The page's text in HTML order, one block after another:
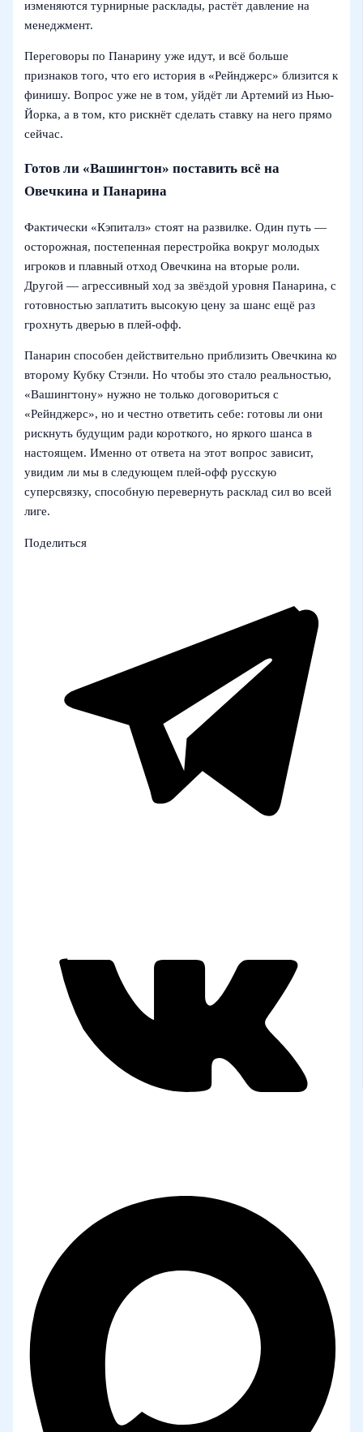
изменяются турнирные расклады, растёт давление на
менеджмент.
Переговоры по Панарину уже идут, и всё больше
признаков того, что его история в «Рейнджерс» близится к
финишу. Вопрос уже не в том, уйдёт ли Артемий из Нью-
Йорка, а в том, кто рискнёт сделать ставку на него прямо
сейчас.
Готов ли «Вашингтон» поставить всё на
Овечкина и Панарина
Фактически «Кэпиталз» стоят на развилке. Один путь —
осторожная, постепенная перестройка вокруг молодых
игроков и плавный отход Овечкина на вторые роли.
Другой — агрессивный ход за звёздой уровня Панарина, с
готовностью заплатить высокую цену за шанс ещё раз
грохнуть дверью в плей-офф.
Панарин способен действительно приблизить Овечкина ко
второму Кубку Стэнли. Но чтобы это стало реальностью,
«Вашингтону» нужно не только договориться с
«Рейнджерс», но и честно ответить себе: готовы ли они
рискнуть будущим ради короткого, но яркого шанса в
настоящем. Именно от ответа на этот вопрос зависит,
увидим ли мы в следующем плей-офф русскую
суперсвязку, способную перевернуть расклад сил во всей
лиге.
Поделиться